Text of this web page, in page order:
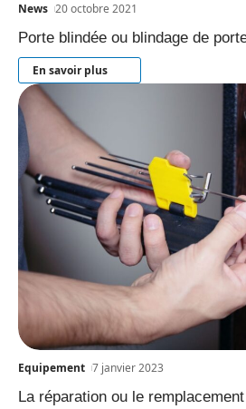
News 20 octobre 2021
Porte blindée ou blindage de
En savoir plus
Equipement 7 janvier 2023
La réparation ou le